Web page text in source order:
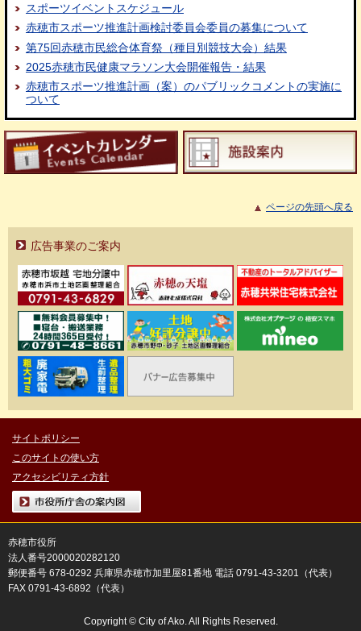
スポーツイベントスケジュール
赤穂市スポーツ推進計画検討委員会委員の募集について
第75回赤穂市民総合体育祭（種目別競技大会）結果
2025赤穂市民健康マラソン大会開催報告・結果
赤穂市スポーツ推進計画（案）のパブリックコメントの実施に
ついて
ページの先頭へ戻る
広告事業のご案内
サイトポリシー
このサイトの使い方
アクセシビリティ方針
市役所庁舎の案内図
赤穂市役所
法人番号2000020282120
郵便番号 678-0292 兵庫県赤穂市加里屋81番地 電話 0791-43-3201（代表）
FAX 0791-43-6892（代表）
Copyright © City of Ako. All Rights Reserved.